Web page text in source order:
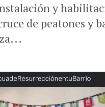
y
de peatones y